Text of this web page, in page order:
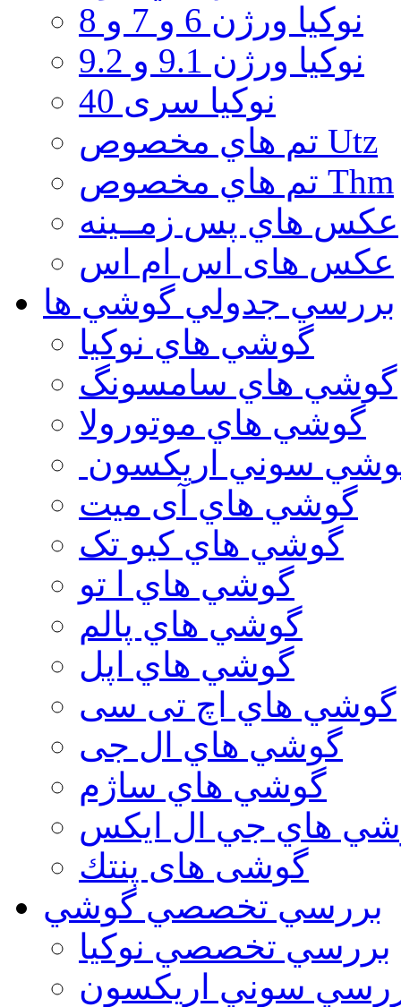
نوكيا ورژن 6 و 7 و 8
نوكيا ورژن 9.1 و 9.2
نوکیا سری 40
تم هاي مخصوص Utz
تم هاي مخصوص Thm
عكس هاي پس زمــينه
عكس های اس ام اس
بررسي جدولي گوشي ها
گوشي هاي نوكيا
گوشي هاي سامسونگ
گوشي هاي موتورولا
سوني اريكسون
گوشي هاي آی میت
گوشي هاي کیو تک
گوشي هاي ا تو
گوشي هاي پالم
گوشي هاي اپل
گوشي هاي اچ تی سی
گوشي هاي ال جی
گوشي هاي ساژم
هاي جي ال ايكس
گوشی های پنتك
بررسي تخصصي گوشي
بررسي تخصصي نوكيا
سوني اريكسون